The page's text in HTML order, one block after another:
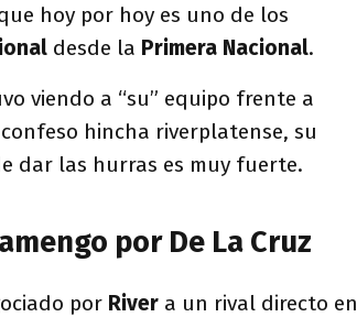
hoy por hoy es uno de los
desde la Primera Nacional.
viendo a “su” equipo frente a
hincha riverplatense, su
dar las hurras es muy fuerte.
por De La Cruz
por River a un rival directo en